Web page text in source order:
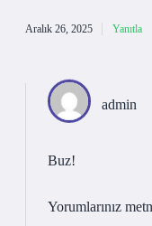
Aralık 26, 2025 Yanıtla
admin
Buz!
Yorumlarınız